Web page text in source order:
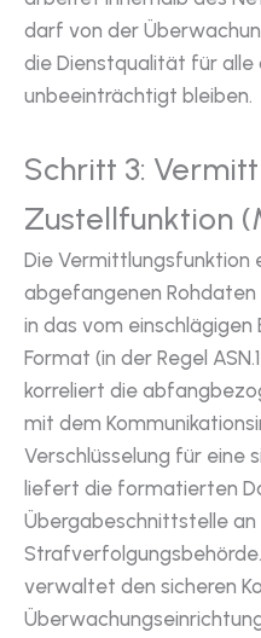
darf von der
die Dienstqualität für alle
unbeeinträchtigt bleiben.
Schritt 3:
Zustellfunktion
Die Vermittlungsfunktion
abgefangenen Rohdaten
in das vom
Format (in der Regel
korreliert die
mit dem
Verschlüsselung für eine
liefert die formatierten
Übergabeschnittstelle an
verwaltet den sicheren